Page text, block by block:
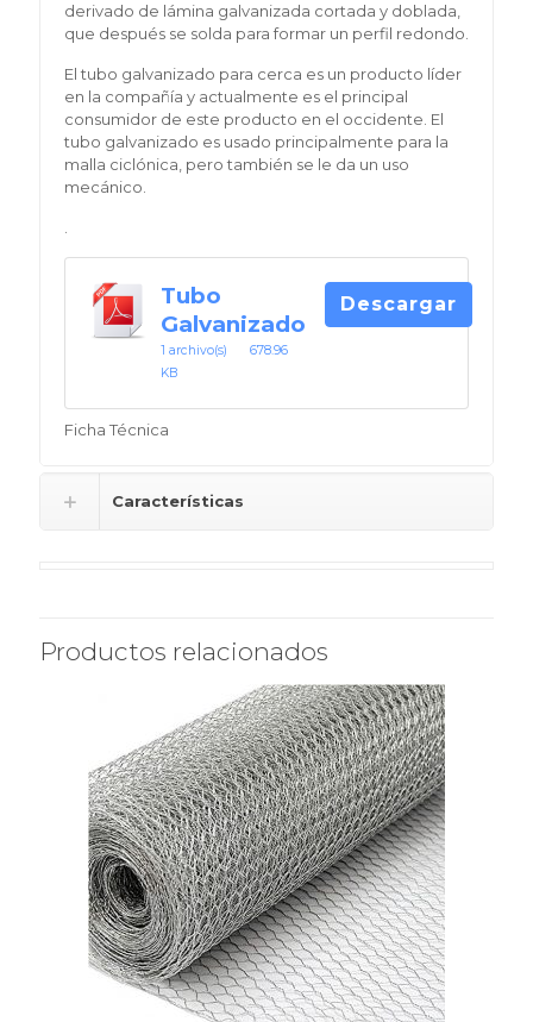
derivado de lámina galvanizada cortada y doblada,
que después se solda para formar un perfil redondo.
El tubo galvanizado para cerca es un producto líder
en la compañía y actualmente es el principal
consumidor de este producto en el occidente. El
tubo galvanizado es usado principalmente para la
malla ciclónica, pero también se le da un uso
mecánico.
.
Tubo
Galvanizado
1 archivo(s)
678.96
KB
Descargar
Ficha Técnica
Características
Productos relacionados